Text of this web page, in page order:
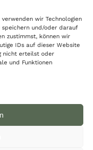
wir Technologien
speichern und/oder darauf
zustimmst, können wir
IDs auf dieser Website
nicht erteilst oder
und Funktionen
stoettner.de